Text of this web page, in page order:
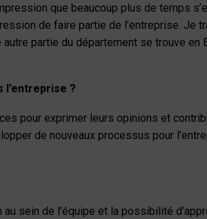
que beaucoup plus de temps
de faire partie de l’entreprise. Je
partie du département se trouve en
l’entreprise ?
pour exprimer leurs opinions et
de nouveaux processus pour
sein de l’équipe et la possibilité